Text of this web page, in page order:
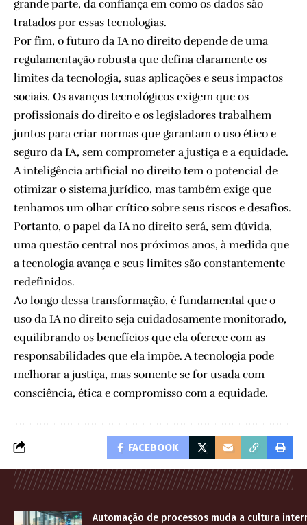
grande parte, da confiança em como os dados são
tratados por essas tecnologias.
Por fim, o futuro da IA no direito depende de uma
regulamentação robusta que defina claramente os
limites da tecnologia, suas aplicações e seus impactos
sociais. Os avanços tecnológicos exigem que os
profissionais do direito e os legisladores trabalhem
juntos para criar normas que garantam o uso ético e
seguro da IA, sem comprometer a justiça e a equidade.
A inteligência artificial no direito tem o potencial de
otimizar o sistema jurídico, mas também exige que
tenhamos um olhar crítico sobre seus riscos e desafios.
Portanto, o papel da IA no direito será, sem dúvida,
uma questão central nos próximos anos, à medida que
a tecnologia avança e seus limites são constantemente
redefinidos.
Ao longo dessa transformação, é fundamental que o
uso da IA no direito seja cuidadosamente monitorado,
equilibrando os benefícios que ela oferece com as
responsabilidades que ela impõe. A tecnologia pode
melhorar a justiça, mas somente se for usada com
consciência, ética e compromisso com a equidade.
FACEBOOK
Automação de processos muda a cultura